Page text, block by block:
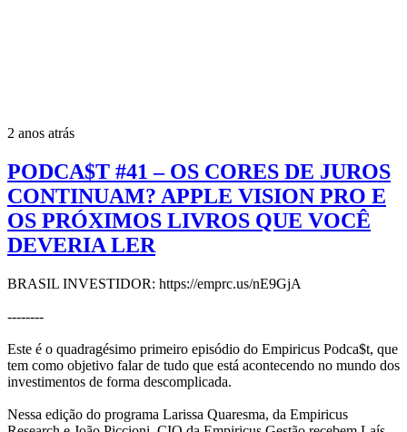
2 anos atrás
PODCA$T #41 – OS CORES DE JUROS
CONTINUAM? APPLE VISION PRO E
OS PRÓXIMOS LIVROS QUE VOCÊ
DEVERIA LER
BRASIL INVESTIDOR: https://emprc.us/nE9GjA
--------
Este é o quadragésimo primeiro episódio do Empiricus Podca$t, que
tem como objetivo falar de tudo que está acontecendo no mundo dos
investimentos de forma descomplicada.
Nessa edição do programa Larissa Quaresma, da Empiricus